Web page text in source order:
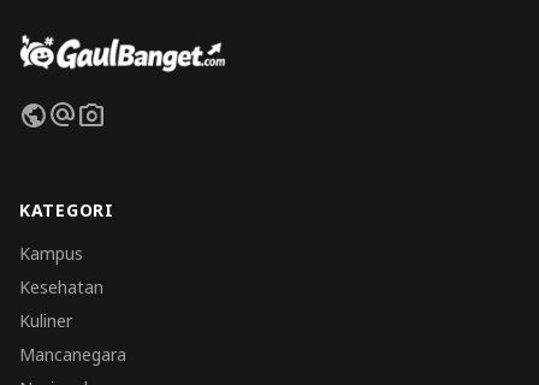
publicalternate_emailphoto_camera
KATEGORI
Kampus
Kesehatan
Kuliner
Mancanegara